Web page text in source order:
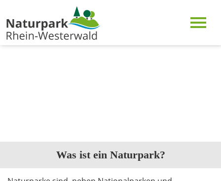
Was ist ein Naturpark?